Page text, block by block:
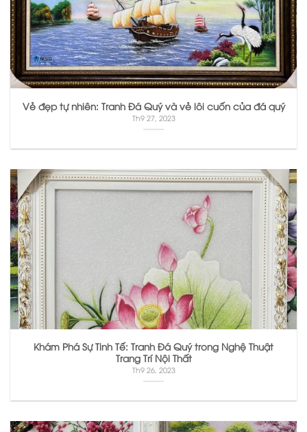
Vẻ đẹp tự nhiên: Tranh Đá Quý và vẻ lôi cuốn của đá quý
Th9 27, 2023
Khám Phá Sự Tinh Tế: Tranh Đá Quý trong Nghệ Thuật
Trang Trí Nội Thất
Th9 26, 2023